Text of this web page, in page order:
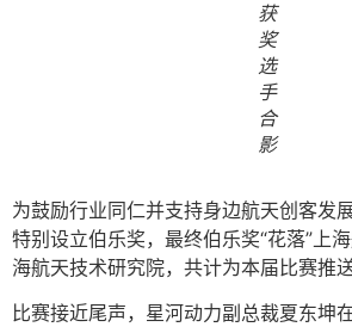
获
奖
选
手
合
影
为鼓励行业同仁并支持身边航天创客发
特别设立伯乐奖，最终伯乐奖“花落”上
海航天技术研究院，共计为本届比赛推
比赛接近尾声，星河动力副总裁夏东坤